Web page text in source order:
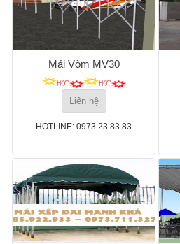
Mái Vòm MV30
Liên hệ
HOTLINE: 0973.23.83.83